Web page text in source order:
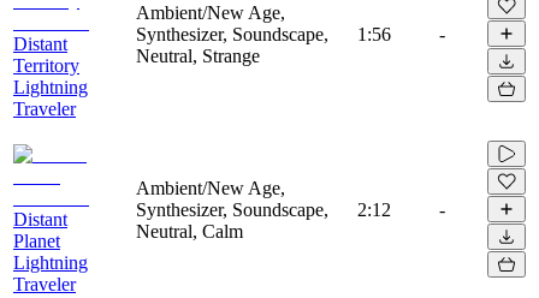
Distant
Territory
Lightning
Traveler
Ambient/New Age,
Synthesizer, Soundscape,
Neutral, Strange
1:56 -
Distant
Planet
Lightning
Traveler
Ambient/New Age,
Synthesizer, Soundscape,
Neutral, Calm
2:12 -